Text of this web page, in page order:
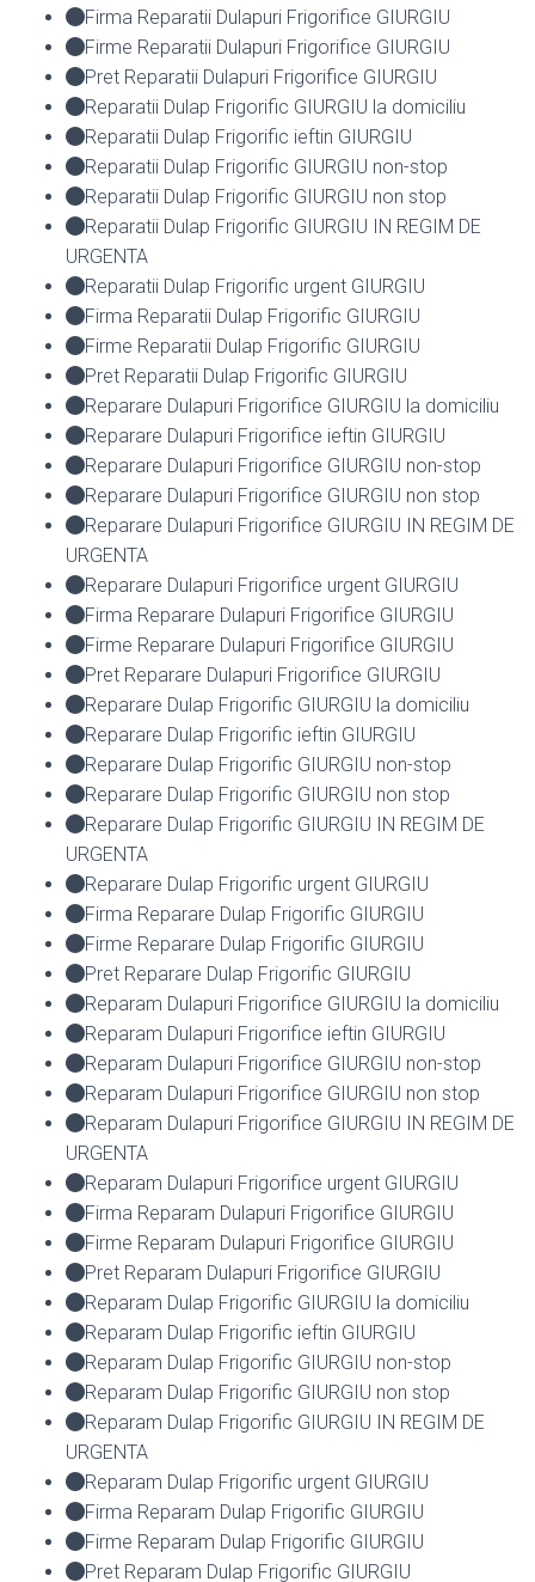
Firma Reparatii Dulapuri Frigorifice GIURGIU
Firme Reparatii Dulapuri Frigorifice GIURGIU
Pret Reparatii Dulapuri Frigorifice GIURGIU
Reparatii Dulap Frigorific GIURGIU la domiciliu
Reparatii Dulap Frigorific ieftin GIURGIU
Reparatii Dulap Frigorific GIURGIU non-stop
Reparatii Dulap Frigorific GIURGIU non stop
Reparatii Dulap Frigorific GIURGIU IN REGIM DE
URGENTA
Reparatii Dulap Frigorific urgent GIURGIU
Firma Reparatii Dulap Frigorific GIURGIU
Firme Reparatii Dulap Frigorific GIURGIU
Pret Reparatii Dulap Frigorific GIURGIU
Reparare Dulapuri Frigorifice GIURGIU la domiciliu
Reparare Dulapuri Frigorifice ieftin GIURGIU
Reparare Dulapuri Frigorifice GIURGIU non-stop
Reparare Dulapuri Frigorifice GIURGIU non stop
Reparare Dulapuri Frigorifice GIURGIU IN REGIM DE
URGENTA
Reparare Dulapuri Frigorifice urgent GIURGIU
Firma Reparare Dulapuri Frigorifice GIURGIU
Firme Reparare Dulapuri Frigorifice GIURGIU
Pret Reparare Dulapuri Frigorifice GIURGIU
Reparare Dulap Frigorific GIURGIU la domiciliu
Reparare Dulap Frigorific ieftin GIURGIU
Reparare Dulap Frigorific GIURGIU non-stop
Reparare Dulap Frigorific GIURGIU non stop
Reparare Dulap Frigorific GIURGIU IN REGIM DE
URGENTA
Reparare Dulap Frigorific urgent GIURGIU
Firma Reparare Dulap Frigorific GIURGIU
Firme Reparare Dulap Frigorific GIURGIU
Pret Reparare Dulap Frigorific GIURGIU
Reparam Dulapuri Frigorifice GIURGIU la domiciliu
Reparam Dulapuri Frigorifice ieftin GIURGIU
Reparam Dulapuri Frigorifice GIURGIU non-stop
Reparam Dulapuri Frigorifice GIURGIU non stop
Reparam Dulapuri Frigorifice GIURGIU IN REGIM DE
URGENTA
Reparam Dulapuri Frigorifice urgent GIURGIU
Firma Reparam Dulapuri Frigorifice GIURGIU
Firme Reparam Dulapuri Frigorifice GIURGIU
Pret Reparam Dulapuri Frigorifice GIURGIU
Reparam Dulap Frigorific GIURGIU la domiciliu
Reparam Dulap Frigorific ieftin GIURGIU
Reparam Dulap Frigorific GIURGIU non-stop
Reparam Dulap Frigorific GIURGIU non stop
Reparam Dulap Frigorific GIURGIU IN REGIM DE
URGENTA
Reparam Dulap Frigorific urgent GIURGIU
Firma Reparam Dulap Frigorific GIURGIU
Firme Reparam Dulap Frigorific GIURGIU
Pret Reparam Dulap Frigorific GIURGIU